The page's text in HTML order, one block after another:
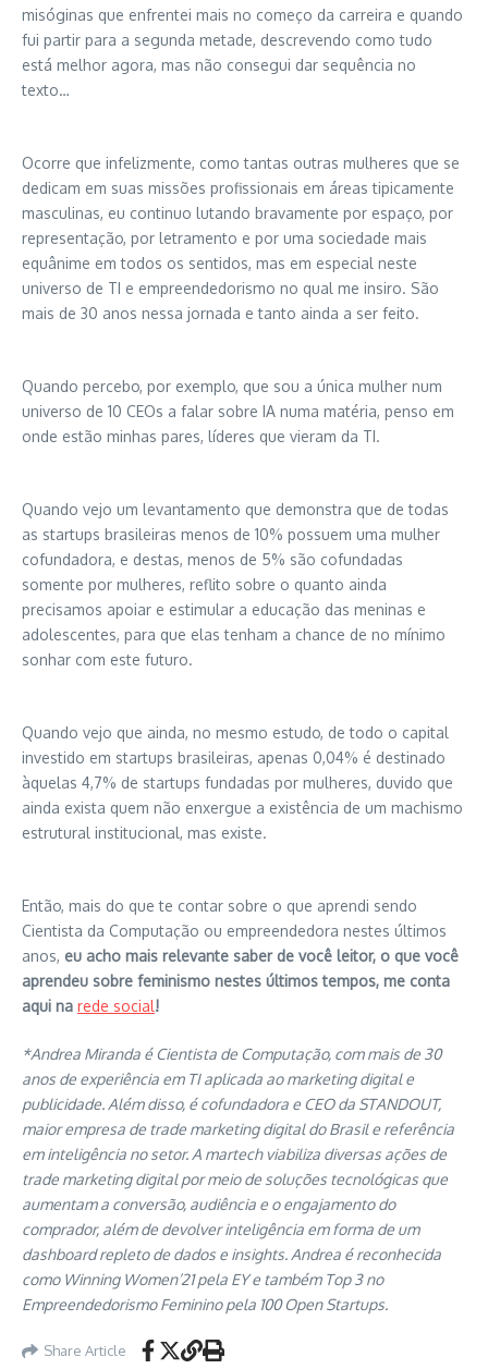
misóginas que enfrentei mais no começo da carreira e quando
fui partir para a segunda metade, descrevendo como tudo
está melhor agora, mas não consegui dar sequência no
texto…
Ocorre que infelizmente, como tantas outras mulheres que se
dedicam em suas missões profissionais em áreas tipicamente
masculinas, eu continuo lutando bravamente por espaço, por
representação, por letramento e por uma sociedade mais
equânime em todos os sentidos, mas em especial neste
universo de TI e empreendedorismo no qual me insiro. São
mais de 30 anos nessa jornada e tanto ainda a ser feito.
Quando percebo, por exemplo, que sou a única mulher num
universo de 10 CEOs a falar sobre IA numa matéria, penso em
onde estão minhas pares, líderes que vieram da TI.
Quando vejo um levantamento que demonstra que de todas
as startups brasileiras menos de 10% possuem uma mulher
cofundadora, e destas, menos de 5% são cofundadas
somente por mulheres, reflito sobre o quanto ainda
precisamos apoiar e estimular a educação das meninas e
adolescentes, para que elas tenham a chance de no mínimo
sonhar com este futuro.
Quando vejo que ainda, no mesmo estudo, de todo o capital
investido em startups brasileiras, apenas 0,04% é destinado
àquelas 4,7% de startups fundadas por mulheres, duvido que
ainda exista quem não enxergue a existência de um machismo
estrutural institucional, mas existe.
Então, mais do que te contar sobre o que aprendi sendo
Cientista da Computação ou empreendedora nestes últimos
anos, eu acho mais relevante saber de você leitor, o que você
aprendeu sobre feminismo nestes últimos tempos, me conta
aqui na rede social!
*Andrea Miranda é Cientista de Computação, com mais de 30
anos de experiência em TI aplicada ao marketing digital e
publicidade. Além disso, é cofundadora e CEO da STANDOUT,
maior empresa de trade marketing digital do Brasil e referência
em inteligência no setor. A martech viabiliza diversas ações de
trade marketing digital por meio de soluções tecnológicas que
aumentam a conversão, audiência e o engajamento do
comprador, além de devolver inteligência em forma de um
dashboard repleto de dados e insights. Andrea é reconhecida
como Winning Women’21 pela EY e também Top 3 no
Empreendedorismo Feminino pela 100 Open Startups.
Share Article